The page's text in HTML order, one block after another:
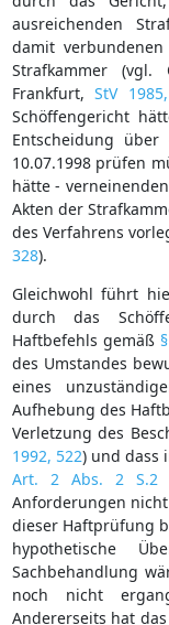
ausreichenden
damit
Strafkammer
Frankfurt,StV
Schöffengericht
Entscheidung
10.07.1998 prüfen
hätte -
Akten der
des Verfahrens
328).
Gleichwohl führt
durch das
Haftbefehls gemäß
des Umstandes
eines
Aufhebung des
Verletzung des
1992, 522) und dass
Art. 2 Abs. 2 S.2
Anforderungen
dieser Haftprüfung
hypothetische
Sachbehandlung
noch nicht
Andererseits hat